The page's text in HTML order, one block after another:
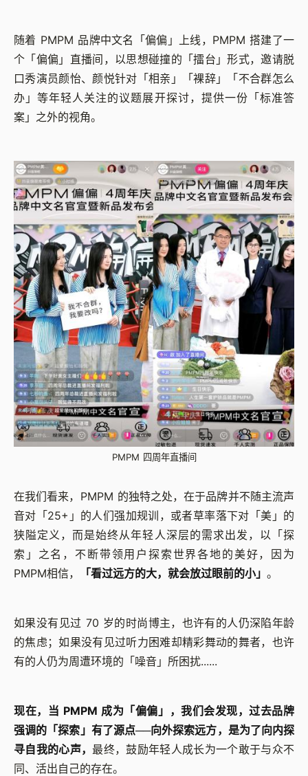
随着 PMPM 品牌中文名「偏偏」上线，PMPM 搭建了一
个「偏偏」直播间，以思想碰撞的「擂台」形式，邀请脱
口秀演员颜怡、颜悦针对「相亲」「裸辞」「不合群怎么
办」等年轻人关注的议题展开探讨，提供一份「标准答
案」之外的视角。
PMPM 四周年直播间
在我们看来，PMPM 的独特之处，在于品牌并不随主流声
音对「25+」的人们强加规训，或者草率落下对「美」的
狭隘定义，而是始终从年轻人深层的需求出发，以「探
索」之名，不断带领用户探索世界各地的美好，因为
PMPM相信，
「看过远方的大，就会放过眼前的小」 。
如果没有见过 70 岁的时尚博主，也许有的人仍深陷年龄
的焦虑；如果没有见过听力困难却精彩舞动的舞者，也许
有的人仍为周遭环境的「噪音」所困扰......
现在，当 PMPM 成为「偏偏」，我们会发现，过去品牌
强调的「探索」有了源点──向外探索远方，是为了向内探
寻自我的心声，最终，鼓励年轻人成长为一个敢于与众不
同、活出自己的存在。